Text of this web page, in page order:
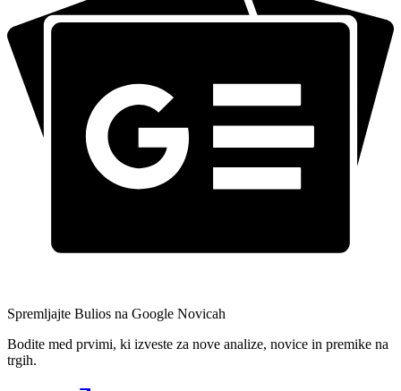
Spremljajte Bulios na Google Novicah
Bodite med prvimi, ki izveste za nove analize, novice in premike na
trgih.